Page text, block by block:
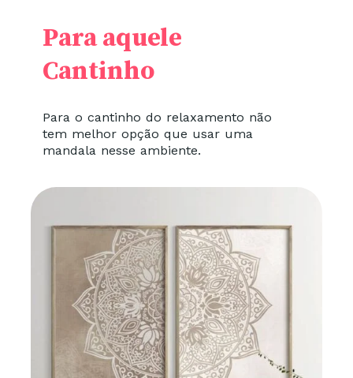
Para o cantinho do relaxamento não
tem melhor opção que usar uma
mandala nesse ambiente.
Para aquele
Cantinho